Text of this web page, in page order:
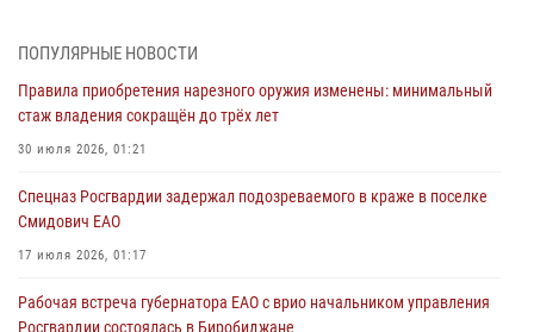
Российской Федерации
В Росгвардии вспоминают российских воинов, погибших в Первой
мировой войне 1914-1918 годов
Внесены изменения в правила проведения контрольного отстрела
гражданского оружия
ПОПУЛЯРНЫЕ НОВОСТИ
Правила приобретения нарезного оружия изменены: минимальный
стаж владения сокращён до трёх лет
30 июля 2026, 01:21
Спецназ Росгвардии задержал подозреваемого в краже в поселке
Смидович ЕАО
17 июля 2026, 01:17
Рабочая встреча губернатора ЕАО с врио начальником управления
Росгвардии состоялась в Биробиджане